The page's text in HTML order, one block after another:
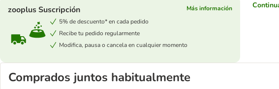
zooplus Suscripción
Más información
5% de descuento* en cada pedido
Recibe tu pedido regularmente
Modifica, pausa o cancela en cualquier momento
Comprados juntos habitualmente